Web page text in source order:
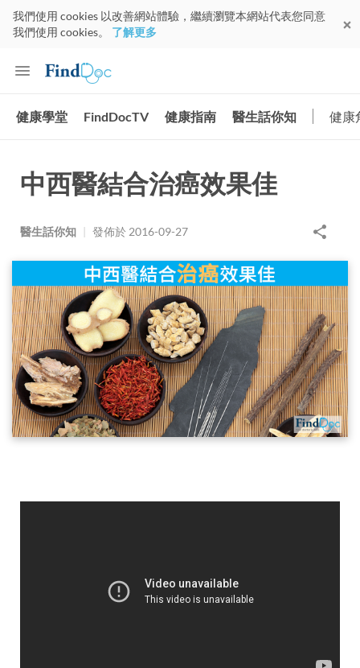
我們使用 cookies 以改善網站體驗，繼續瀏覽本網站代表您同意
我們使用 cookies。 了解更多
健康學堂 FindDocTV 健康指南 醫生話你知 健康
中西醫結合治癌效果佳
醫生話你知 | 發佈於 2016-09-27